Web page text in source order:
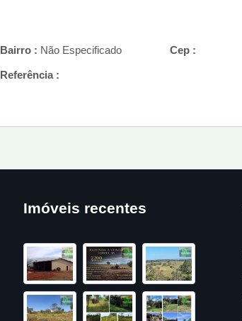
Bairro : Não Especificado Cep :
Referência :
Imóveis recentes